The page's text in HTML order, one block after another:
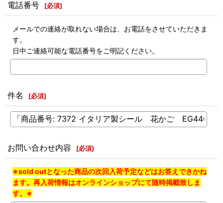
電話番号 [必須]
メールでの連絡が取れない場合は、お電話をさせていただきま
す。
日中ご連絡可能な電話番号をご明記ください。
件名 [必須]
お問い合わせ内容 [必須]
※sold outとなった商品の次回入荷予定などはお答えできかね
ます。再入荷情報はオンラインショップにて随時掲載致しま
す。※